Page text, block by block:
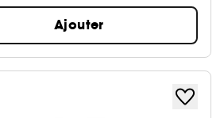
Ajouter